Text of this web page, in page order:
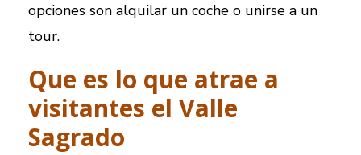
opciones son alquilar un coche o unirse a un
tour.
Que es lo que atrae a
visitantes el Valle
Sagrado